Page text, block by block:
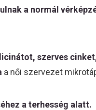
a normál
szerves
a női szervezet
a terhesség alatt.